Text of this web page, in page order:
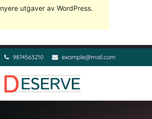
nyere utgaver av WordPress.